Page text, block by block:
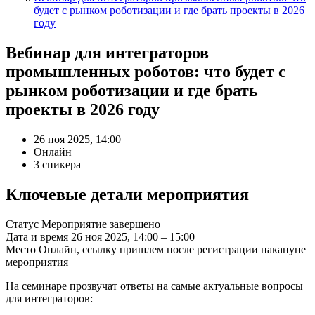
будет с рынком роботизации и где брать проекты в 2026
году
Вебинар для интеграторов
промышленных роботов: что будет с
рынком роботизации и где брать
проекты в 2026 году
26 ноя 2025, 14:00
Онлайн
3 спикера
Ключевые детали мероприятия
Статус Мероприятие завершено
Дата и время 26 ноя 2025, 14:00 – 15:00
Место Онлайн, ссылку пришлем после регистрации накануне
мероприятия
На семинаре прозвучат ответы на самые актуальные вопросы
для интеграторов: